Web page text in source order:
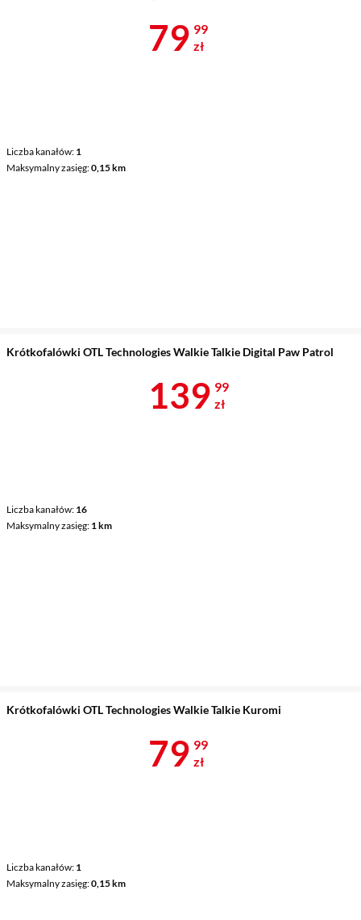
Liczba kanałów 1
Maksymalny zasięg 0,15 km
Cena 79,99
79 99
zł
Krótkofalówki OTL Technologies Walkie Talkie Digital Paw Patrol
Liczba kanałów 16
Maksymalny zasięg 1 km
Cena 139,99
139 99
zł
Krótkofalówki OTL Technologies Walkie Talkie Kuromi
Liczba kanałów 1
Maksymalny zasięg 0,15 km
Cena 79,99
79 99
zł